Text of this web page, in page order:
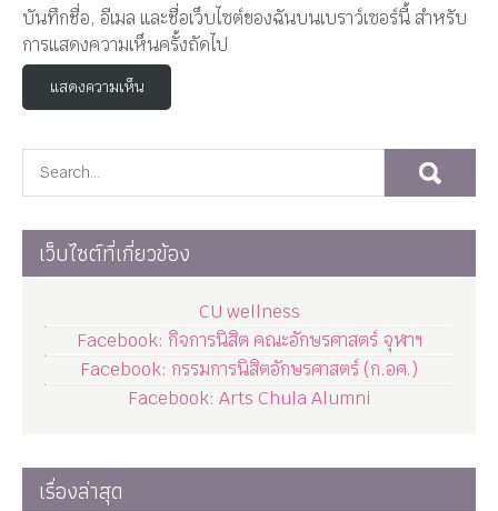
บันทึกชื่อ, อีเมล และชื่อเว็บไซต์ของฉันบนเบราว์เซอร์นี้ สำหรับ
การแสดงความเห็นครั้งถัดไป
เว็บไซต์ที่เกี่ยวข้อง
CU wellness
Facebook: กิจการนิสิต คณะอักษรศาสตร์ จุฬาฯ
Facebook: กรรมการนิสิตอักษรศาสตร์ (ก.อศ.)
Facebook: Arts Chula Alumni
เรื่องล่าสุด